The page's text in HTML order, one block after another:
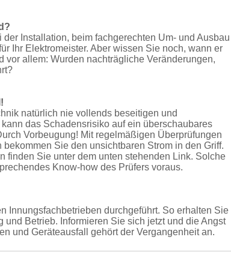
Installation, beim fachgerechten Um- und Ausbau
Ihr Elekt­romeister. Aber wissen Sie noch, wann er
vor allem: Wurden nachträgliche Veränderungen,
natürlich nie vollends beseitigen und
das Schadens­risiko auf ein überschaubares
Vorbeugung! Mit regelmäßigen Überprüfungen
Sie den unsichtbaren Strom in den Griff.
finden Sie unter dem unten stehenden Link. Solche
Know-how des Prüfers voraus.
Innungs­fachbe­trieben durchgeführt. So erhalten Sie
Betrieb. Informieren Sie sich jetzt und die Angst
und Geräteausfall gehört der Vergangenheit an.